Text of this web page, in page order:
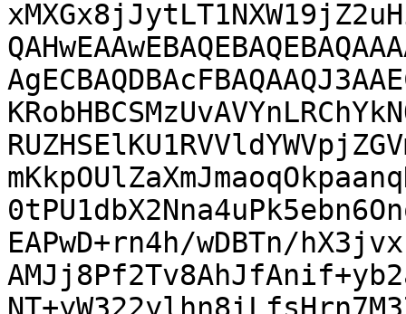
EAPwD+rn4h/wDBTn/